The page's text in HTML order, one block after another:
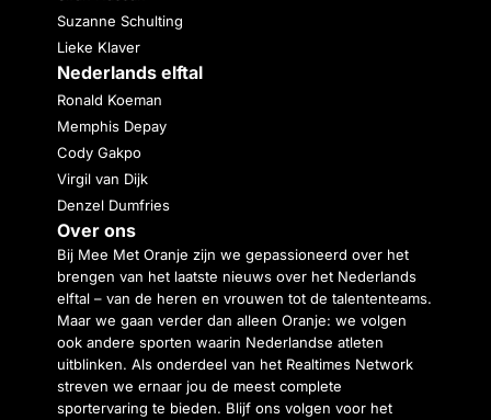
Suzanne Schulting
Lieke Klaver
Nederlands elftal
Ronald Koeman
Memphis Depay
Cody Gakpo
Virgil van Dijk
Denzel Dumfries
Over ons
Bij Mee Met Oranje zijn we gepassioneerd over het
brengen van het laatste nieuws over het Nederlands
elftal – van de heren en vrouwen tot de talententeams.
Maar we gaan verder dan alleen Oranje: we volgen
ook andere sporten waarin Nederlandse atleten
uitblinken. Als onderdeel van het Realtimes Network
streven we ernaar jou de meest complete
sportervaring te bieden. Blijf ons volgen voor het